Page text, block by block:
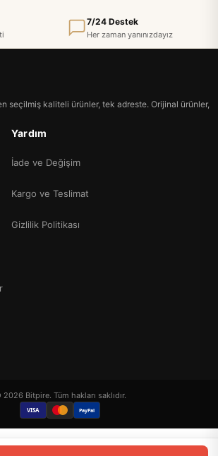
7/24 Destek
Her zaman yanınızdayız
seçilmiş kaliteli ürünler, tek adreste. Orijinal ürünler,
Yardım
İade ve Değişim
Kargo ve Teslimat
Gizlilik Politikası
2026 Bitpire. Tüm hakları saklıdır.
VISA PayPal